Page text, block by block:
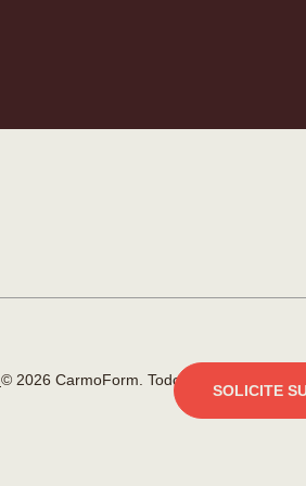
SOLICITE
© 2026 CarmoForm. Todos los derechos